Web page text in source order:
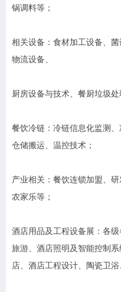
锅调料等；
相关设备：食材加工设备、
物流设备、
厨房设备与技术、餐厨垃圾处
餐饮冷链：冷链信息化监测
仓储搬运、温控技术；
产业相关：餐饮连锁加盟、
农家乐等；
酒店用品及工程设备展：各
旅游、酒店照明及智能控制
店、酒店工程设计、陶瓷卫